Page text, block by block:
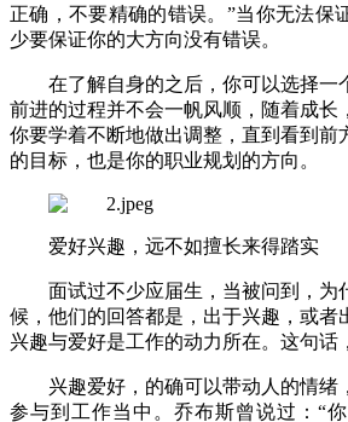
正确，不要精确的错误。”当你无法保
少要保证你的大方向没有错误。
在了解自身的之后，你可以选择一
前进的过程并不会一帆风顺，随着成长
你要学着不断地做出调整，直到看到前
的目标，也是你的职业规划的方向。
爱好兴趣，远不如擅长来得踏实
面试过不少应届生，当被问到，为
候，他们的回答都是，出于兴趣，或者
兴趣与爱好是工作的动力所在。这句话
兴趣爱好，的确可以带动人的情绪
参与到工作当中。乔布斯曾说过：“